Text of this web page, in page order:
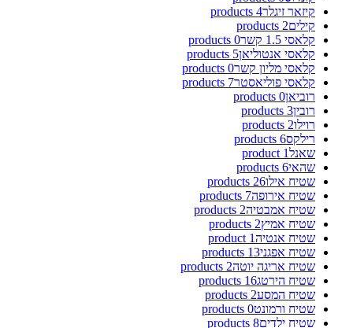
קיזאר זיגלר4 products
קילים2 products
קלאסי 1.5 קשר
0 products
קלאסי אנטוליאן5 products
קלאסי מליון קשר0 products
קלאסי פוליאסטר7 products
רוביאן0 products
רובין3 products
רוילו2 products
רילקס6 products
שאנל1 product
שהאי6 products
שטיח אילו26 products
שטיח אירופה7 products
שטיח אמבטיה2 products
שטיח אמיץ2 products
שטיח אנטיה1 product
שטיח אפגני13 products
שטיח אריגה יוטה2 products
שטיח הירטג16 products
שטיח המסע2 products
שטיח ורמונט0 products
שטיח ילדים8 products